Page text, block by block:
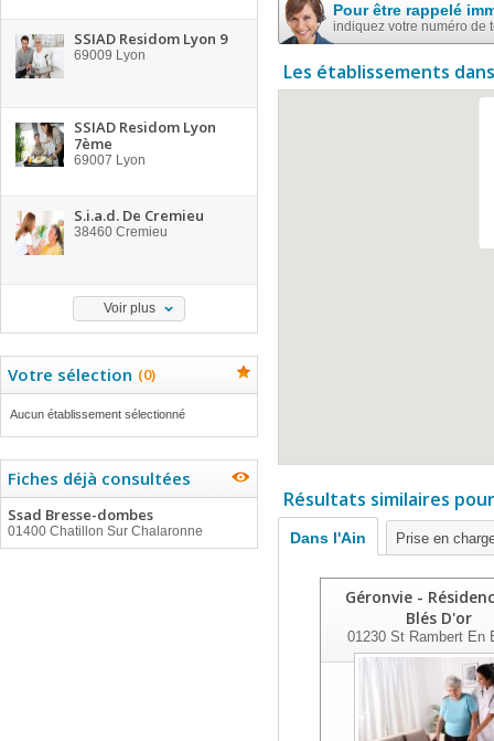
SSIAD Residom Lyon 9
69009 Lyon
SSIAD Residom Lyon
7ème
69007 Lyon
S.i.a.d. De Cremieu
38460 Cremieu
Voir plus
Votre sélection (0)
Aucun établissement sélectionné
Fiches déjà consultées
Ssad Bresse-dombes
01400 Chatillon Sur Chalaronne
Pour être rappelé
indiquez votre numéro de
Les établissements
Résultats similaires
Dans l'Ain Prise en
Géronvie -
Blés D'or
01230St Rambert En